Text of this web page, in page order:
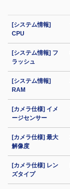
[システム情報]
CPU
[システム情報] フ
ラッシュ
[システム情報]
RAM
[カメラ仕様] イメ
ージセンサー
[カメラ仕様] 最大
解像度
[カメラ仕様] レン
ズタイプ